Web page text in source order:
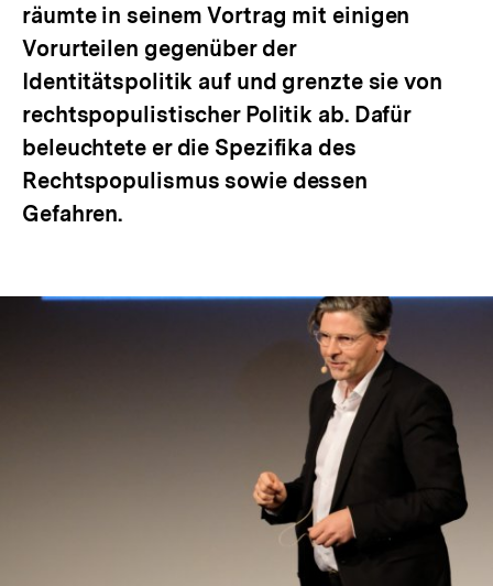
räumte in seinem Vortrag mit einigen
Vorurteilen gegenüber der
Identitätspolitik auf und grenzte sie von
rechtspopulistischer Politik ab. Dafür
beleuchtete er die Spezifika des
Rechtspopulismus sowie dessen
Gefahren.